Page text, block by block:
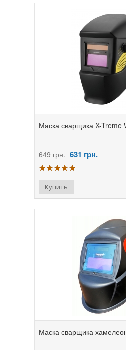
Маска сварщика X-Treme
649 грн. 631 грн.
Маска сварщика